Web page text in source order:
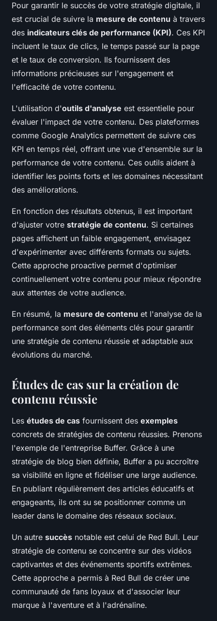
Pour garantir le succès de votre stratégie digitale, il
est crucial de suivre la mesure de contenu à travers
des indicateurs clés de performance (KPI). Ces KPI
incluent le taux de clics, le temps passé sur la page
et le taux de conversion. Ils fournissent des
informations précieuses sur l'engagement et
l'efficacité de votre contenu.
L'utilisation d'outils d'analyse est essentielle pour
évaluer l'impact de votre contenu. Des plateformes
comme Google Analytics permettent de suivre ces
KPI en temps réel, offrant une vue d'ensemble sur la
performance de votre contenu. Ces outils aident à
identifier les points forts et les domaines nécessitant
des améliorations.
En fonction des résultats obtenus, il est important
d'ajuster votre stratégie de contenu. Si certaines
pages affichent un faible engagement, envisagez
d'expérimenter avec différents formats ou sujets.
Cette approche proactive permet d'optimiser
continuellement votre contenu pour mieux répondre
aux attentes de votre audience.
En résumé, la mesure de contenu et l'analyse de la
performance sont des éléments clés pour garantir
une stratégie de contenu réussie et adaptable aux
évolutions du marché.
Études de cas sur la création de
contenu réussie
Les études de cas fournissent des exemples
concrets de stratégies de contenu réussies. Prenons
l'exemple de l'entreprise Buffer. Grâce à une
stratégie de blog bien définie, Buffer a pu accroître
sa visibilité en ligne et fidéliser une large audience.
En publiant régulièrement des articles éducatifs et
engageants, ils ont su se positionner comme un
leader dans le domaine des réseaux sociaux.
Un autre succès notable est celui de Red Bull. Leur
stratégie de contenu se concentre sur des vidéos
captivantes et des événements sportifs extrêmes.
Cette approche a permis à Red Bull de créer une
communauté de fans loyaux et d'associer leur
marque à l'aventure et à l'adrénaline.